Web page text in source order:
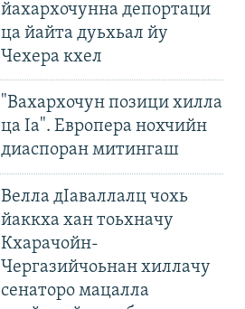
йахархочунна депортаци
ца йайта дуьхьал йу
Чехера кхел
"Вахархочун позици хилла
ца Iа". Европера нохчийн
диаспоран митингаш
Велла дIаваллалц чохь
йаккха хан тоьхначу
Кхарачойн-
Чергазийчоьнан хиллачу
сенаторо мацалла